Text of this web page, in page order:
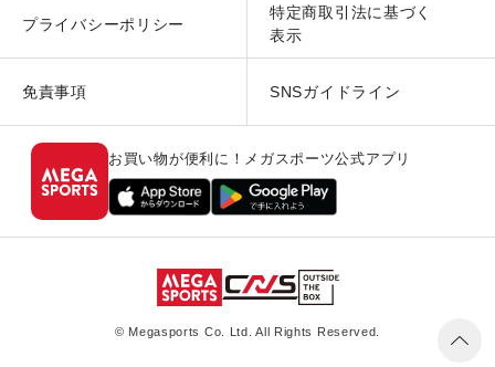
プライバシーポリシー
特定商取引法に基づく
表示
免責事項 SNSガイドライン
お買い物が便利に！メガスポーツ公式アプリ
© Megasports Co. Ltd. All Rights Reserved.